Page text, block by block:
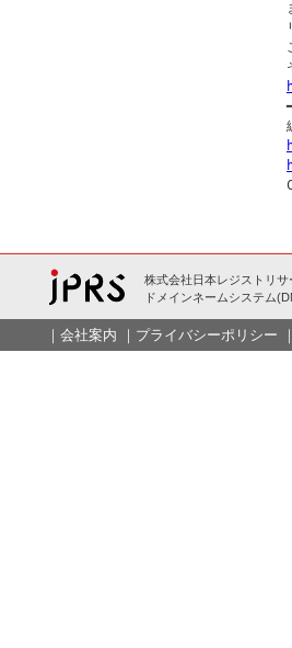
株式会社日本レジストリ
ドメインネームシステム
｜ 会社案内 ｜ プライバシーポリシー ｜